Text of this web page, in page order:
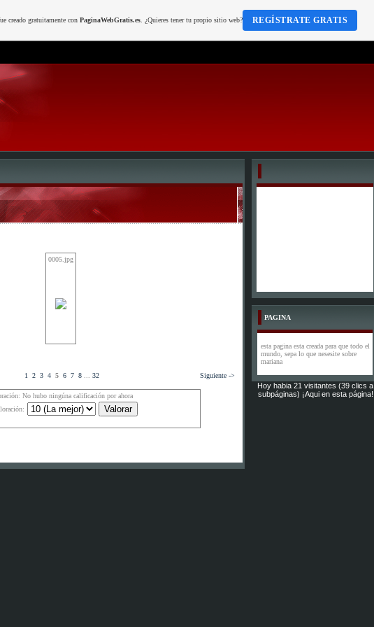
0005.jpg
1 2 3 4 5 6 7 8... 32 Siguiente ->
No hubo ningúna calificación por ahora
PAGINA
esta pagina esta creada para que todo el
mundo, sepa lo que nesesite sobre
mariana
Hoy habia 21 visitantes (39 clics a
subpáginas) ¡Aqui en esta página!
creado gratuitamente con PaginaWebGratis.es. ¿Quieres tener tu propio sitio web? REGÍSTRATE GRATIS